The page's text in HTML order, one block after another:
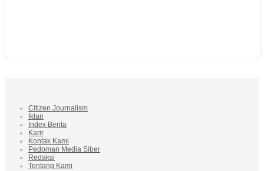
Citizen Journalism
Iklan
Index Berita
Karir
Kontak Kami
Pedoman Media Siber
Redaksi
Tentang Kami